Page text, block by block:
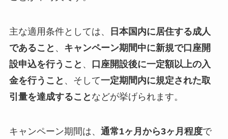
主な適用条件としては、
日本国内に居住する成人
であること 、 キャンペーン期間中に新規で口座開
設申込を行うこと 、
口座開設後に一定額以上の入
金を行うこと 、そして一定期間内に規定された取
引量を達成すること などが挙げられます。
キャンペーン期間は、 通常1ヶ月から3ヶ月程度で